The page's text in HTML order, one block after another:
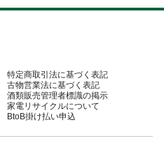
特定商取引法に基づく表記
古物営業法に基づく表記
酒類販売管理者標識の掲示
家電リサイクルについて
BtoB掛け払い申込